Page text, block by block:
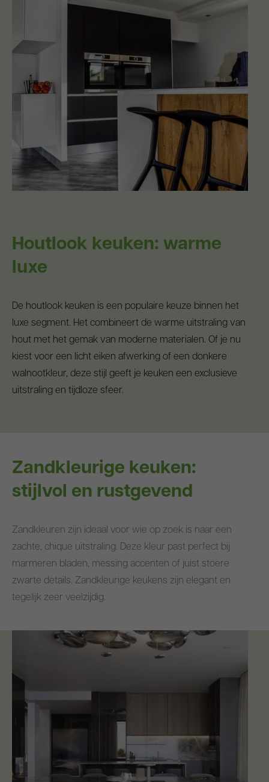
Houtlook keuken: warme
luxe
De houtlook keuken is een populaire keuze binnen het
luxe segment. Het combineert de warme uitstraling van
hout met het gemak van moderne materialen. Of je nu
kiest voor een licht eiken afwerking of een donkere
walnootkleur, deze stijl geeft je keuken een exclusieve
uitstraling en tijdloze sfeer.
Zandkleurige keuken:
stijlvol en rustgevend
Zandkleuren zijn ideaal voor wie op zoek is naar een
zachte, chique uitstraling. Deze kleur past perfect bij
marmeren bladen, messing accenten of juist stoere
zwarte details. Zandkleurige keukens zijn elegant en
tegelijk zeer veelzijdig.